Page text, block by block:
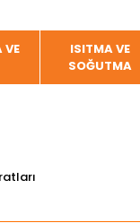
VE
ISITMA VE
SOĞUTMA